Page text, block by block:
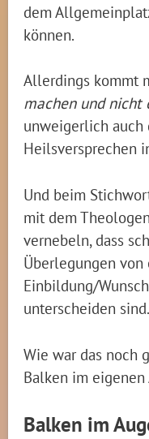
dem
können.
Allerdings kommt
machen und nicht
unweigerlich
Heilsversprechen
Und beim
mit dem
vernebeln, dass
Überlegungen
Einbildung/
unterscheiden sind.
Wie war das noch
Balken im eigenen
Balken im